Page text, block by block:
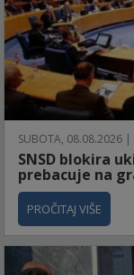
SUBOTA, 08.08.2026
SNSD blokira
prebacuje na
PROČITAJ VIŠE